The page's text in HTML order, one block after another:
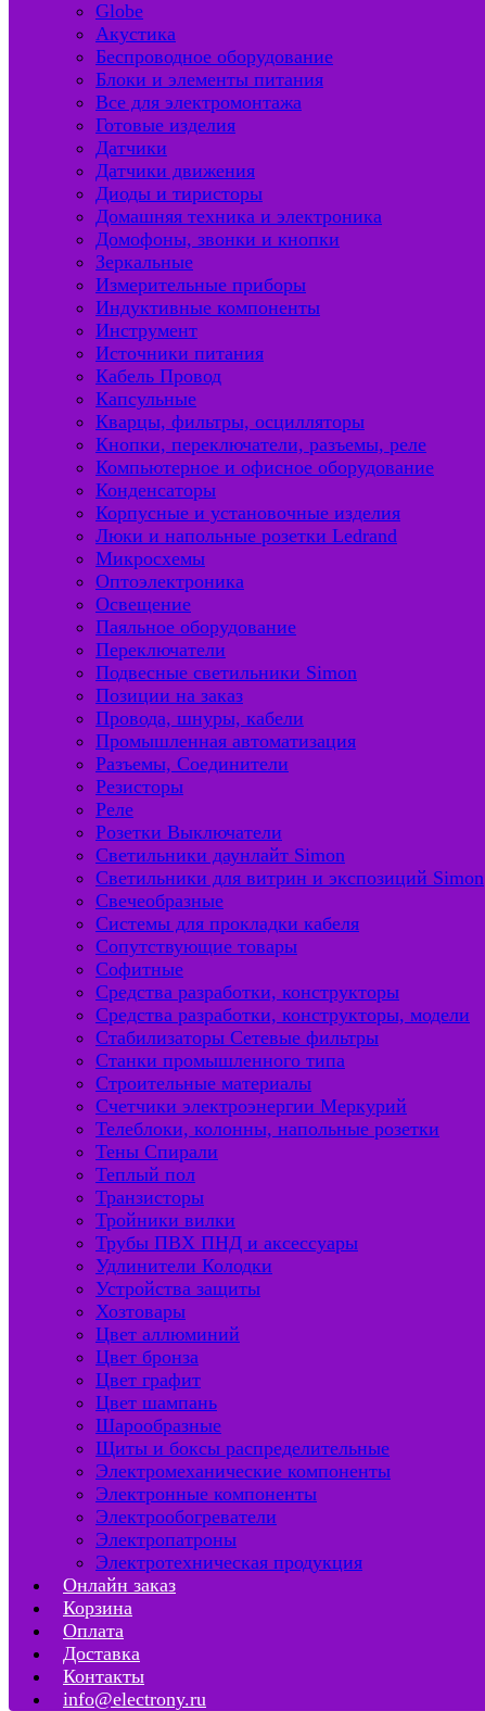
Globe
Акустика
Беспроводное оборудование
Блоки и элементы питания
Все для электромонтажа
Готовые изделия
Датчики
Датчики движения
Диоды и тиристоры
Домашняя техника и электроника
Домофоны, звонки и кнопки
Зеркальные
Измерительные приборы
Индуктивные компоненты
Инструмент
Источники питания
Кабель Провод
Капсульные
Кварцы, фильтры, осцилляторы
Кнопки, переключатели, разъемы, реле
Компьютерное и офисное оборудование
Конденсаторы
Корпусные и установочные изделия
Люки и напольные розетки Ledrand
Микросхемы
Оптоэлектроника
Освещение
Паяльное оборудование
Переключатели
Подвесные светильники Simon
Позиции на заказ
Провода, шнуры, кабели
Промышленная автоматизация
Разъемы, Соединители
Резисторы
Реле
Розетки Выключатели
Светильники даунлайт Simon
Светильники для витрин и экспозиций Simon
Свечеобразные
Системы для прокладки кабеля
Сопутствующие товары
Софитные
Средства разработки, конструкторы
Средства разработки, конструкторы, модели
Стабилизаторы Сетевые фильтры
Станки промышленного типа
Строительные материалы
Счетчики электроэнергии Меркурий
Телеблоки, колонны, напольные розетки
Тены Спирали
Теплый пол
Транзисторы
Тройники вилки
Трубы ПВХ ПНД и аксессуары
Удлинители Колодки
Устройства защиты
Хозтовары
Цвет аллюминий
Цвет бронза
Цвет графит
Цвет шампань
Шарообразные
Щиты и боксы распределительные
Электромеханические компоненты
Электронные компоненты
Электрообогреватели
Электропатроны
Электротехническая продукция
Онлайн заказ
Корзина
Оплата
Доставка
Контакты
info@electrony.ru